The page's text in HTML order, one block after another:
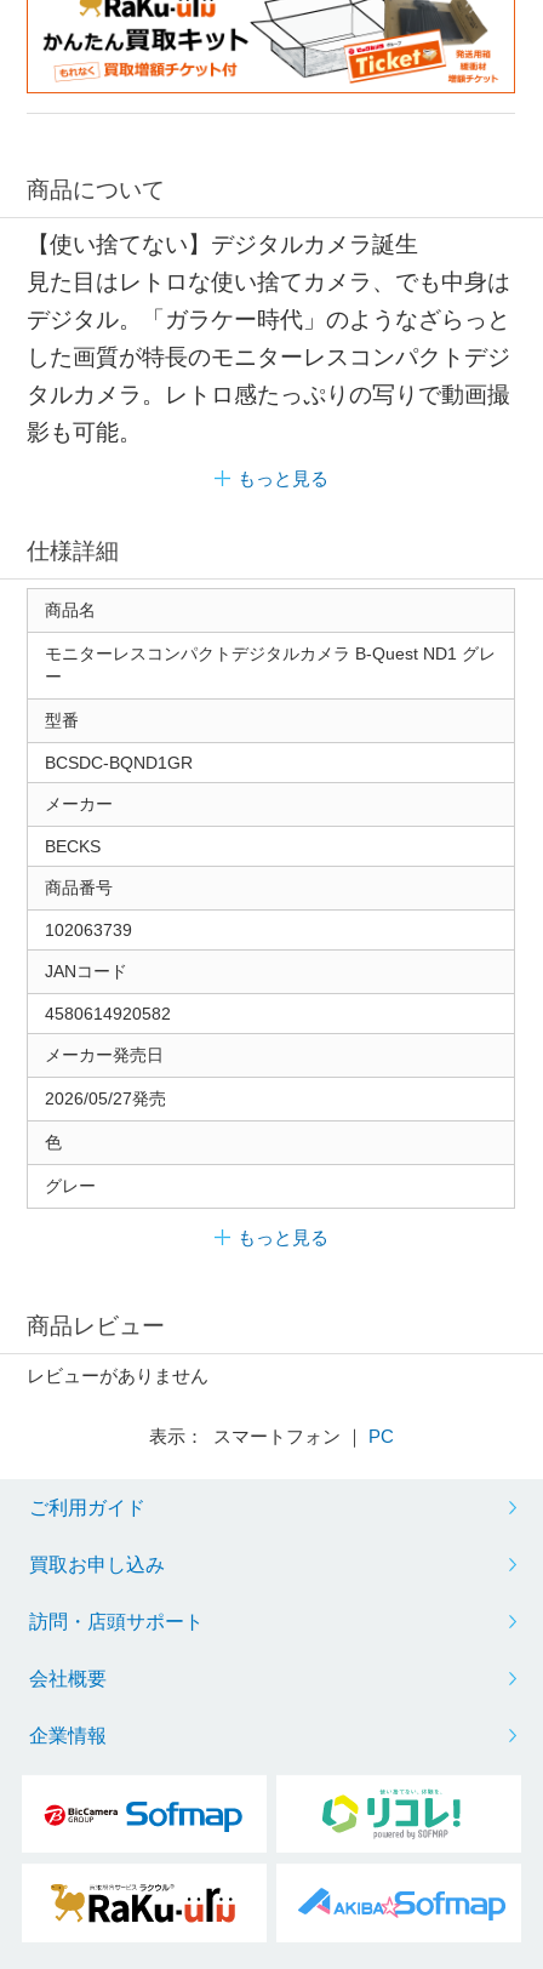
商品について
【使い捨てない】デジタルカメラ誕生
見た目はレトロな使い捨てカメラ、でも中身は
デジタル。「ガラケー時代」のようなざらっと
した画質が特長のモニターレスコンパクトデジ
タルカメラ。レトロ感たっぷりの写りで動画撮
影も可能。
もっと見る
仕様詳細
商品名
モニターレスコンパクトデジタルカメラ B-Quest ND1 グレ
ー
型番
BCSDC-BQND1GR
メーカー
BECKS
商品番号
102063739
JANコード
4580614920582
メーカー発売日
2026/05/27発売
色
グレー
もっと見る
商品レビュー
レビューがありません
表示： スマートフォン ｜ PC
ご利用ガイド
買取お申し込み
訪問・店頭サポート
会社概要
企業情報